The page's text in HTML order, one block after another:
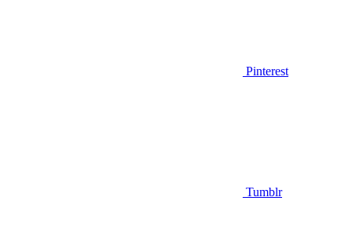
Pinterest
Tumblr